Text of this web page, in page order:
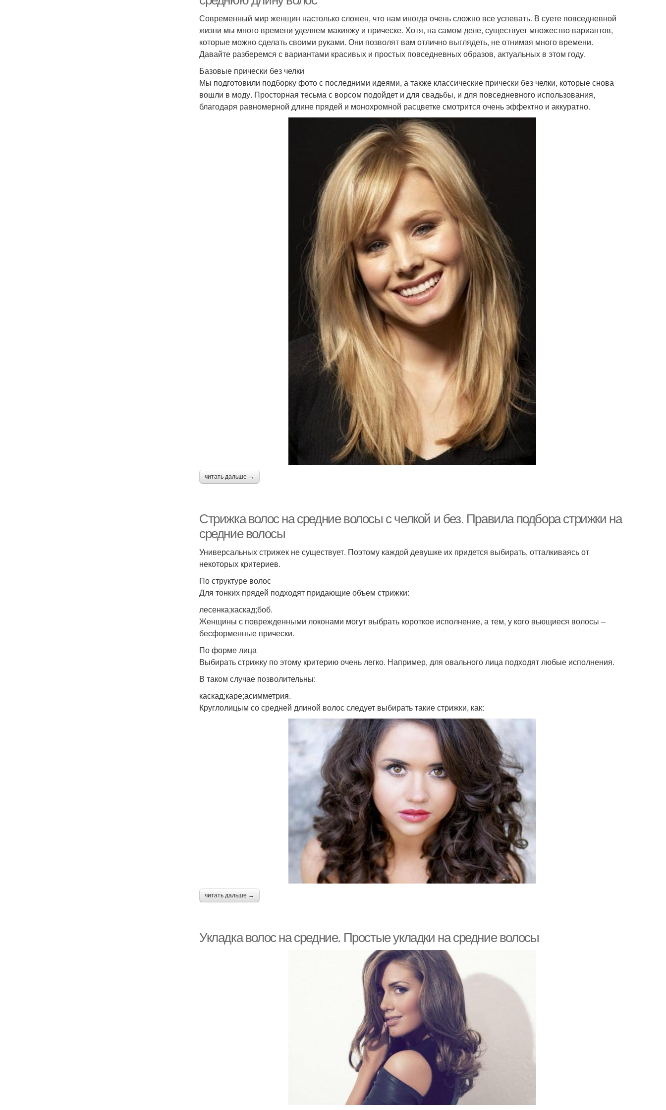
Укладка на среднюю
длину
Укладка для средней
длины
Стрижки на средние и
Аргументы для
коротких волос
Волос в каскадных
моделях
Стрижки на длинные
волосы
Современный мир женщин настолько сложен, что нам иногда очень сложно все успевать. В суете повседневной
жизни мы много времени уделяем макияжу и прическе. Хотя, на самом деле, существует множество вариантов,
которые можно сделать своими руками. Они позволят вам отлично выглядеть, не отнимая много времени.
Давайте разберемся с вариантами красивых и простых повседневных образов, актуальных в этом году.
Базовые прически без челки
Мы подготовили подборку фото с последними идеями, а также классические прически без челки, которые снова
вошли в моду. Просторная тесьма с ворсом подойдет и для свадьбы, и для повседневного использования,
благодаря равномерной длине прядей и монохромной расцветке смотрится очень эффектно и аккуратно.
читать дальше →
Стрижка волос на средние волосы с челкой и без. Правила подбора стрижки на
средние волосы
Универсальных стрижек не существует. Поэтому каждой девушке их придется выбирать, отталкиваясь от
некоторых критериев.
По структуре волос
Для тонких прядей подходят придающие объем стрижки:
лесенка;каскад;боб.
Женщины с поврежденными локонами могут выбрать короткое исполнение, а тем, у кого вьющиеся волосы –
бесформенные прически.
По форме лица
Выбирать стрижку по этому критерию очень легко. Например, для овального лица подходят любые исполнения.
В таком случае позволительны:
каскад;каре;асимметрия.
Круглолицым со средней длиной волос следует выбирать такие стрижки, как:
читать дальше →
Укладка волос на средние. Простые укладки на средние волосы